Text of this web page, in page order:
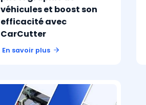
véhicules et boost son
efficacité avec
CarCutter
En savoir plus